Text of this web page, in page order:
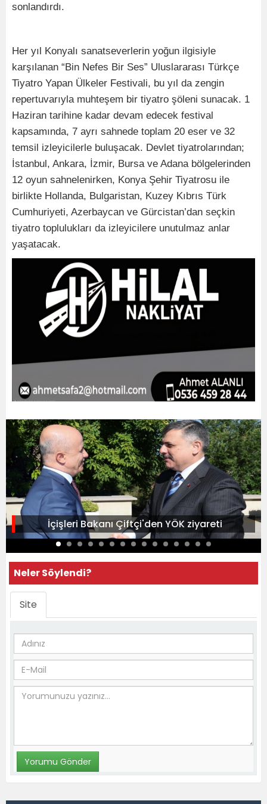
sonlandırdı.
Her yıl Konyalı sanatseverlerin yoğun ilgisiyle
karşılanan “Bin Nefes Bir Ses” Uluslararası Türkçe
Tiyatro Yapan Ülkeler Festivali, bu yıl da zengin
repertuvarıyla muhteşem bir tiyatro şöleni sunacak. 1
Haziran tarihine kadar devam edecek festival
kapsamında, 7 ayrı sahnede toplam 20 eser ve 32
temsil izleyicilerle buluşacak. Devlet tiyatrolarından;
İstanbul, Ankara, İzmir, Bursa ve Adana bölgelerinden
12 oyun sahnelenirken, Konya Şehir Tiyatrosu ile
birlikte Hollanda, Bulgaristan, Kuzey Kıbrıs Türk
Cumhuriyeti, Azerbaycan ve Gürcistan’dan seçkin
tiyatro toplulukları da izleyicilere unutulmaz anlar
yaşatacak.
İçişleri Bakanı Çiftçi'den YÖK ziyareti
Neler Söylendi?
Site